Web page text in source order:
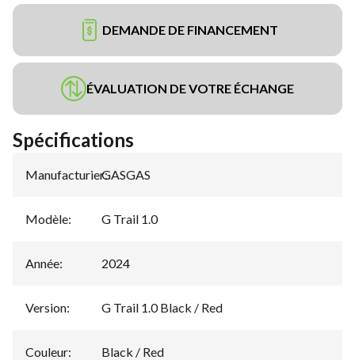
DEMANDE DE FINANCEMENT
ÉVALUATION DE VOTRE ÉCHANGE
Spécifications
Manufacturier:
GASGAS
Modèle: G Trail 1.0
Année: 2024
Version: G Trail 1.0 Black / Red
Couleur: Black / Red